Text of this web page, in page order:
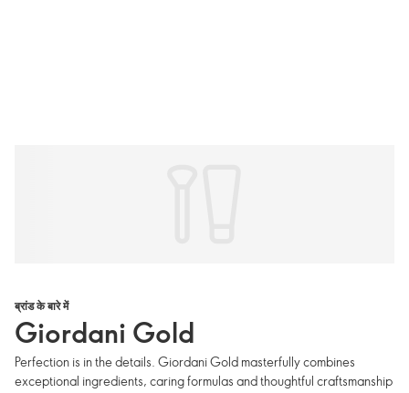
ब्रांड के बारे में
Giordani Gold
Perfection is in the details. Giordani Gold masterfully combines
exceptional ingredients, caring formulas and thoughtful craftsmanship